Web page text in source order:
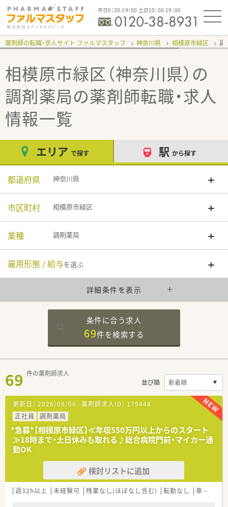
平日9：30-19：00 土日10：00-19：00
薬剤師の転職・求人サイト ファルマスタッフ 神奈川県 相模原市緑区 調
相模原市緑区（神奈川県）の
調剤薬局の薬剤師転職・求人
情報一覧
エリア で探す 駅 から探す
都道府県 神奈川県
市区町村 相模原市緑区
業種 調剤薬局
雇用形態 / 給与を選ぶ
詳細条件を表示
条件に合う求人
69件を検索する
69 件の薬剤師求人
並び順
更新日： 2026/08/06 薬剤師求人ID： 179448
正社員
調剤薬局
*急募*【相模原市緑区】≪年収550万円以上からのスタート
≫18時まで・土日休みも取れる♪総合病院門前・マイカー通
勤OK
検討リストに追加
週32h以上 未経験可 残業なし(ほぼなし含む) 転勤なし 車通勤可